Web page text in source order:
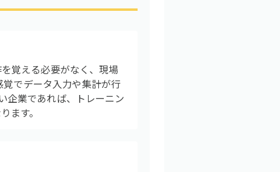
覚える必要がなく、現場
でデータ入力や集計が行
企業であれば、トレーニン
ます。